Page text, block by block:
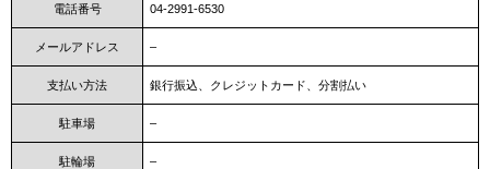
電話番号 04-2991-6530
メールアドレス –
支払い方法 銀行振込、クレジットカード、分割払い
駐車場 –
駐輪場 –